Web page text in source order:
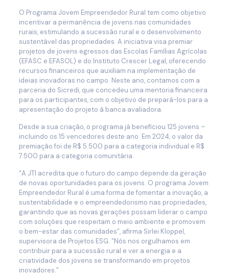
O Programa Jovem Empreendedor Rural tem como objetivo
incentivar a permanência de jovens nas comunidades
rurais, estimulando a sucessão rural e o desenvolvimento
sustentável das propriedades. A iniciativa visa premiar
projetos de jovens egressos das Escolas Famílias Agrícolas
(EFASC e EFASOL) e do Instituto Crescer Legal, oferecendo
recursos financeiros que auxiliam na implementação de
ideias inovadoras no campo. Neste ano, contamos com a
parceria do Sicredi, que concedeu uma mentoria financeira
para os participantes, com o objetivo de prepará-los para a
apresentação do projeto à banca avaliadora.
Desde a sua criação, o programa já beneficiou 125 jovens –
incluindo os 15 vencedores deste ano. Em 2024, o valor da
premiação foi de R$ 5.500 para a categoria individual e R$
7.500 para a categoria comunitária.
“A JTI acredita que o futuro do campo depende da geração
de novas oportunidades para os jovens. O programa Jovem
Empreendedor Rural é uma forma de fomentar a inovação, a
sustentabilidade e o empreendedorismo nas propriedades,
garantindo que as novas gerações possam liderar o campo
com soluções que respeitam o meio ambiente e promovem
o bem-estar das comunidades”, afirma Sirlei Kloppel,
supervisora de Projetos ESG. “Nós nos orgulhamos em
contribuir para a sucessão rural e ver a energia e a
criatividade dos jovens se transformando em projetos
inovadores.”